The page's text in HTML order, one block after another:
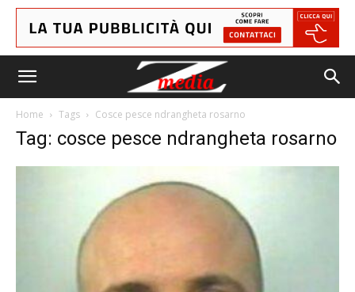
Home Tags Cosce pesce ndrangheta rosarno
Tag: cosce pesce ndrangheta rosarno